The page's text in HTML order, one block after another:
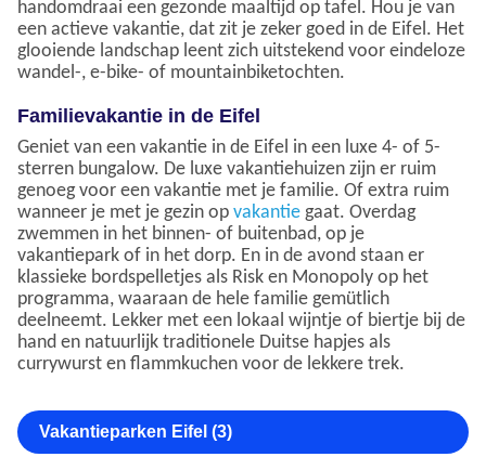
handomdraai een gezonde maaltijd op tafel. Hou je van
een actieve vakantie, dat zit je zeker goed in de Eifel. Het
glooiende landschap leent zich uitstekend voor eindeloze
wandel-, e-bike- of mountainbiketochten.
Familievakantie in de Eifel
Geniet van een vakantie in de Eifel in een luxe 4- of 5-
sterren bungalow. De luxe vakantiehuizen zijn er ruim
genoeg voor een vakantie met je familie. Of extra ruim
wanneer je met je gezin op vakantie gaat. Overdag
zwemmen in het binnen- of buitenbad, op je
vakantiepark of in het dorp. En in de avond staan er
klassieke bordspelletjes als Risk en Monopoly op het
programma, waaraan de hele familie gemütlich
deelneemt. Lekker met een lokaal wijntje of biertje bij de
hand en natuurlijk traditionele Duitse hapjes als
currywurst en flammkuchen voor de lekkere trek.
Vakantieparken Eifel (3)